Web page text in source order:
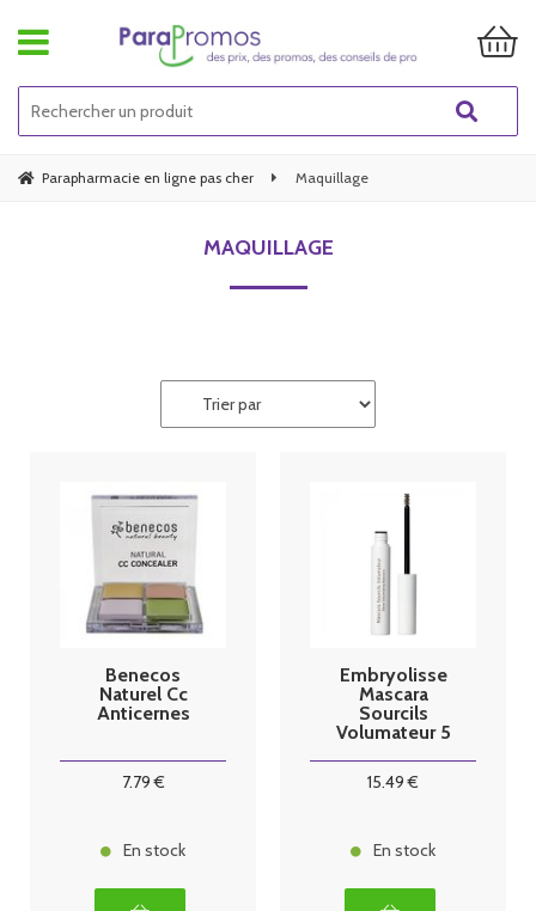
Parapharmacie en ligne pas cher Maquillage
MAQUILLAGE
Benecos
Naturel Cc
Anticernes
7.79€
En stock
Embryolisse
Mascara
Sourcils
Volumateur 5
15.49 €
En stock